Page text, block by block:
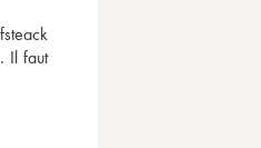
Il faut